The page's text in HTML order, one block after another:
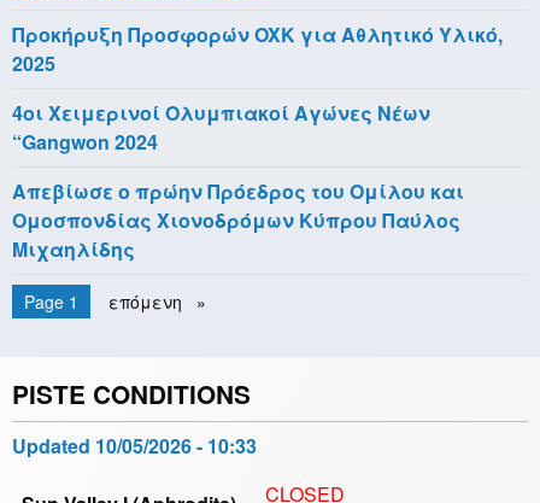
Προκήρυξη Προσφορών OXK για Αθλητικό Υλικό,
2025
4οι Χειμερινοί Ολυμπιακοί Αγώνες Νέων
“Gangwon 2024
Απεβίωσε ο πρώην Πρόεδρος του Ομίλου και
Ομοσπονδίας Χιονοδρόμων Κύπρου Παύλος
Μιχαηλίδης
Pagination
You're on
Page 1
Next
επόμενη
PISTE CONDITIONS
Updated 10/05/2026 - 10:33
CLOSED